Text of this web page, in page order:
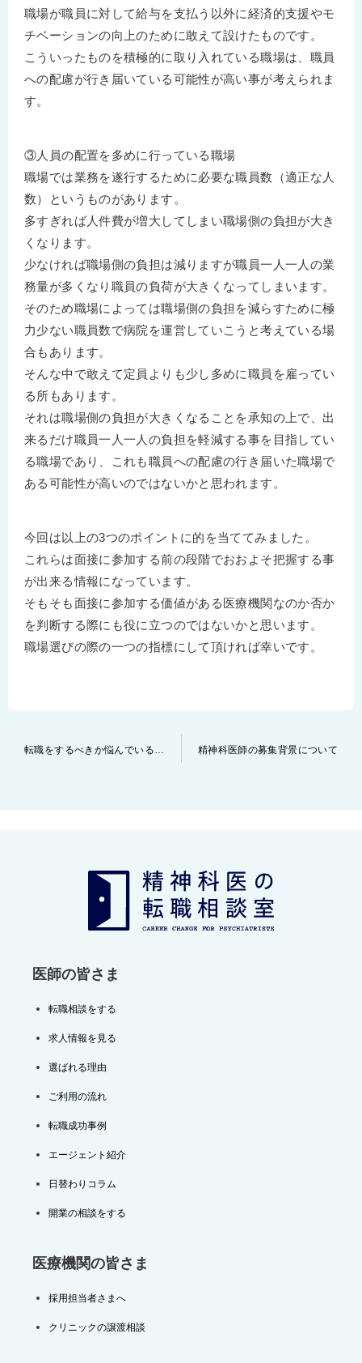
職場が職員に対して給与を支払う以外に経済的支援やモ
チベーションの向上のために敢えて設けたものです。
こういったものを積極的に取り入れている職場は、職員
への配慮が行き届いている可能性が高い事が考えられま
す。
③人員の配置を多めに行っている職場
職場では業務を遂行するために必要な職員数（適正な人
数）というものがあります。
多すぎれば人件費が増大してしまい職場側の負担が大き
くなります。
少なければ職場側の負担は減りますが職員一人一人の業
務量が多くなり職員の負荷が大きくなってしまいます。
そのため職場によっては職場側の負担を減らすために極
力少ない職員数で病院を運営していこうと考えている場
合もあります。
そんな中で敢えて定員よりも少し多めに職員を雇ってい
る所もあります。
それは職場側の負担が大きくなることを承知の上で、出
来るだけ職員一人一人の負担を軽減する事を目指してい
る職場であり、これも職員への配慮の行き届いた職場で
ある可能性が高いのではないかと思われます。
今回は以上の3つのポイントに的を当ててみました。
これらは面接に参加する前の段階でおおよそ把握する事
が出来る情報になっています。
そもそも面接に参加する価値がある医療機関なのか否か
を判断する際にも役に立つのではないかと思います。
職場選びの際の一つの指標にして頂ければ幸いです。
転職をするべきか悩んでいる先生方へ ～～転ばぬ先の杖の情報提供について～～ 精神科医師の募集背景について
医師の皆さま
転職相談をする
求人情報を見る
選ばれる理由
ご利用の流れ
転職成功事例
エージェント紹介
日替わりコラム
開業の相談をする
医療機関の皆さま
採用担当者さまへ
クリニックの譲渡相談